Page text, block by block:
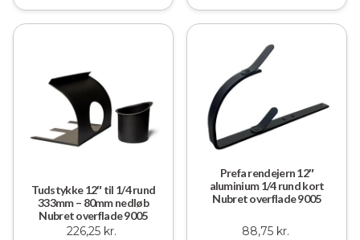
Tudstykke 12″ til 1/4 rund
333mm – 80mm nedløb
Nubret overflade 9005
226,25 kr.
Prefa rendejern 12″
aluminium 1/4 rund kort
Nubret overflade 9005
88,75 kr.